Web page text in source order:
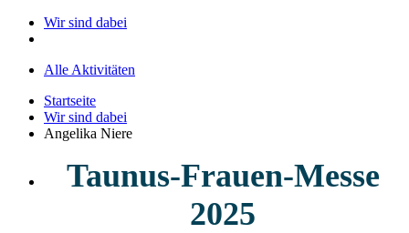
Wir sind dabei
Alle Aktivitäten
Startseite
Wir sind dabei
Angelika Niere
Taunus-Frauen-Messe
2025